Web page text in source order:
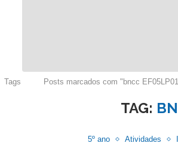
Tags Posts marcados com "bncc
TAG:
5º ano Atividades